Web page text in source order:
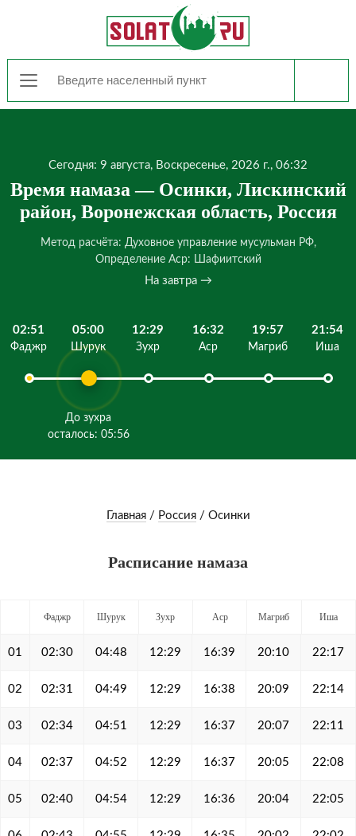
Сегодня: 9 августа, Воскресенье, 2026 г., 06:32
Время намаза — Осинки, Лискинский
район, Воронежская область, Россия
Метод расчёта: Духовное управление мусульман РФ,
Определение Аср: Шафиитский
На завтра →
02:51
Фаджр
05:00
Шурук
До зухра
осталось: 05:56
12:29
Зухр
16:32
Аср
19:57
Магриб
21:54
Иша
Главная/ Россия/ Осинки
Расписание намаза
Фаджр Шурук Зухр Аср Магриб Иша
01 02:30 04:48 12:29 16:39 20:10 22:17
02 02:31 04:49 12:29 16:38 20:09 22:14
03 02:34 04:51 12:29 16:37 20:07 22:11
04 02:37 04:52 12:29 16:37 20:05 22:08
05 02:40 04:54 12:29 16:36 20:04 22:05